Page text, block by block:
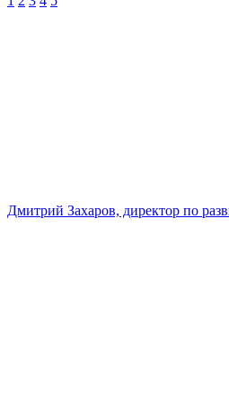
Дмитрий Захаров, директор по